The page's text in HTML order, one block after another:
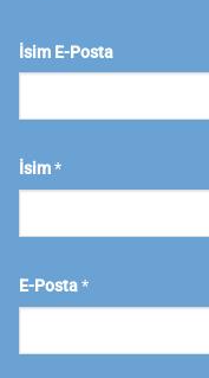
İsim E-Posta
İsim*
E-Posta*